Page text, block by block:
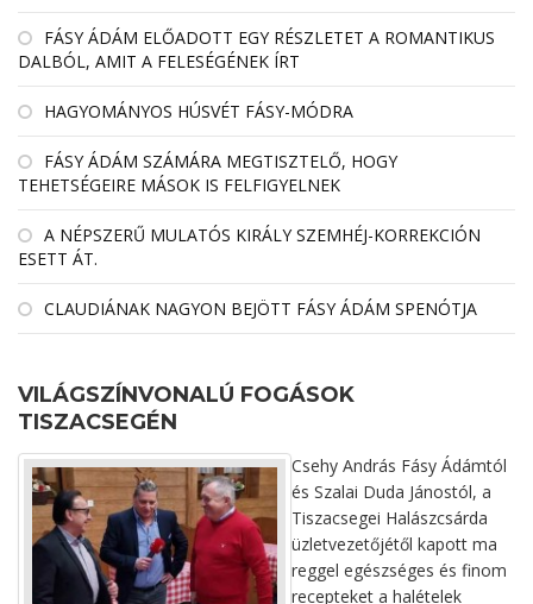
FÁSY ÁDÁM ELŐADOTT EGY RÉSZLETET A ROMANTIKUS
DALBÓL, AMIT A FELESÉGÉNEK ÍRT
HAGYOMÁNYOS HÚSVÉT FÁSY-MÓDRA
FÁSY ÁDÁM SZÁMÁRA MEGTISZTELŐ, HOGY
TEHETSÉGEIRE MÁSOK IS FELFIGYELNEK
A NÉPSZERŰ MULATÓS KIRÁLY SZEMHÉJ-KORREKCIÓN
ESETT ÁT.
CLAUDIÁNAK NAGYON BEJÖTT FÁSY ÁDÁM SPENÓTJA
VILÁGSZÍNVONALÚ FOGÁSOK
TISZACSEGÉN
Csehy András Fásy Ádámtól
és Szalai Duda Jánostól, a
Tiszacsegei Halászcsárda
üzletvezetőjétől kapott ma
reggel egészséges és finom
recepteket a halételek